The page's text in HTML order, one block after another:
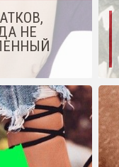
НЕ